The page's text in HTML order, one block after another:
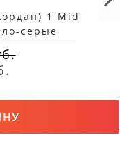
1 Mid
серые